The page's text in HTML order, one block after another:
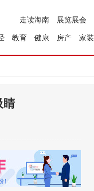
展览展会
走读海南
家装
房产
健康
教育
睛